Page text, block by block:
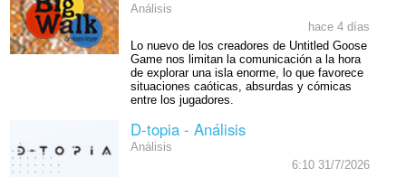
Análisis
hace 4 días
Lo nuevo de los creadores de Untitled Goose
Game nos limitan la comunicación a la hora
de explorar una isla enorme, lo que favorece
situaciones caóticas, absurdas y cómicas
entre los jugadores.
D-topia - Análisis
Análisis
6:10 31/7/2026